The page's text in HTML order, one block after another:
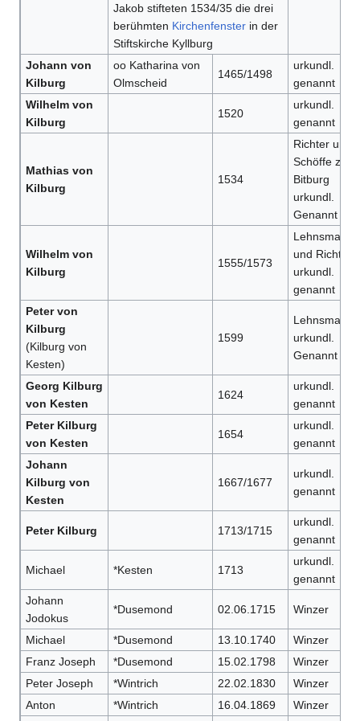
Jakob stifteten 1534/35 die drei
berühmten Kirchenfensterin der
Stiftskirche Kyllburg
Johann von
Kilburg
oo Katharina von
Olmscheid
1465/1498
urkundl.
genannt
Wilhelm von
Kilburg
1520
urkundl.
genannt
Mathias von
Kilburg
1534
Richter und
Schöffe zu
Bitburg
urkundl.
Genannt
Wilhelm von
Kilburg
1555/1573
Lehnsmann
und Richter
urkundl.
genannt
Peter von
Kilburg
(Kilburg von
Kesten)
1599
Lehnsmann
urkundl.
Genannt
Georg Kilburg
von Kesten
1624
urkundl.
genannt
Peter Kilburg
von Kesten
1654
urkundl.
genannt
Johann
Kilburg von
Kesten
1667/1677
urkundl.
genannt
Peter Kilburg 1713/1715
urkundl.
genannt
Michael *Kesten 1713
urkundl.
genannt
Johann
Jodokus
*Dusemond 02.06.1715 Winzer
Michael *Dusemond 13.10.1740
Winzer
Franz Joseph
*Dusemond 15.02.1798
Winzer
Peter Joseph
*Wintrich 22.02.1830
Winzer
Anton
*Wintrich 16.04.1869
Winzer